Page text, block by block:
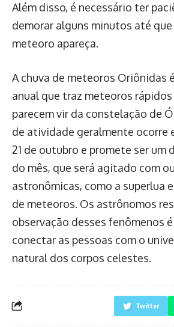
Além disso, é necessário ter
demorar alguns minutos até
meteoro apareça.
A chuva de meteoros Oriônidas
anual que traz meteoros
parecem vir da constelação de
de atividade geralmente ocorre
21 de outubro e promete ser um
do mês, que será agitado com
astronômicas, como a superlua
de meteoros. Os astrônomos
observação desses fenômenos
conectar as pessoas com o
natural dos corpos celestes.
Twitter